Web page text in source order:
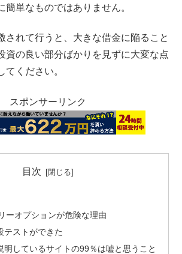
簡単なものではありません。
されて行うと、大きな借金に陥ること
資の良い部分ばかりを見ずに大変な点
てください。
スポンサーリンク
目次
ーオプションが危険な理由
テストができた
明しているサイトの99％は嘘と思うこと